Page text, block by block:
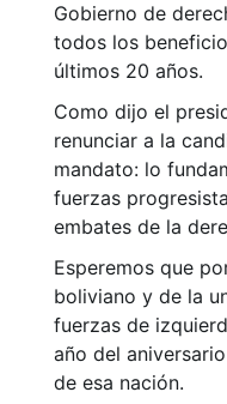
Gobierno de
todos los
últimos 20 años.
Como dijo el
renunciar a la
mandato: lo
fuerzas
embates de la
Esperemos que
boliviano y de la
fuerzas de
año del
de esa nación.